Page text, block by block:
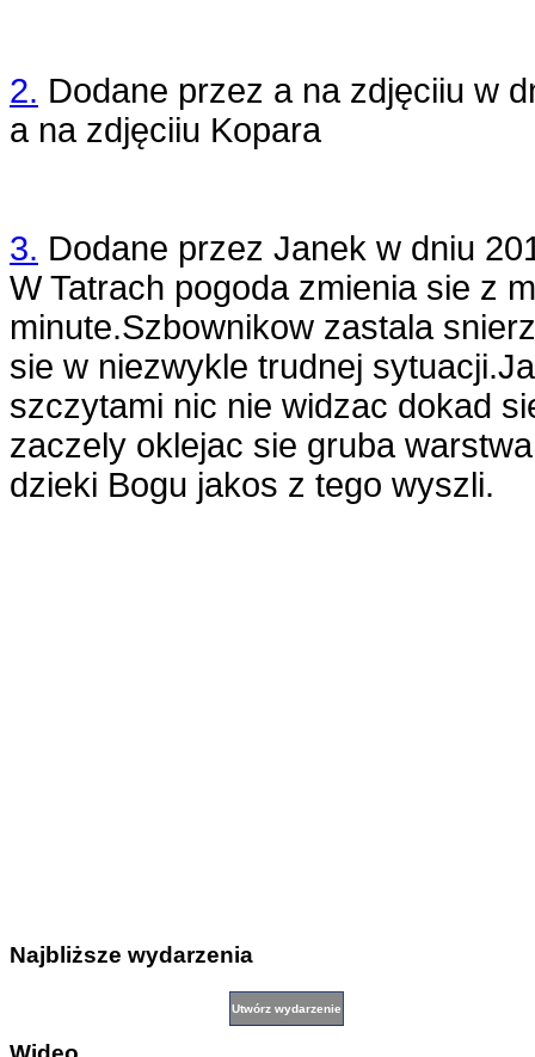
2. Dodane przez a na zdjęciiu w
a na zdjęciiu Kopara
3. Dodane przez Janek w dniu
W Tatrach pogoda zmienia sie z
minute.Szbownikow zastala
sie w niezwykle trudnej
szczytami nic nie widzac dokad
zaczely oklejac sie gruba
dzieki Bogu jakos z tego wyszli.
Najbliższe wydarzenia